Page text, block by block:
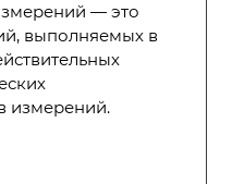
— это
выполняемых в
измерений.